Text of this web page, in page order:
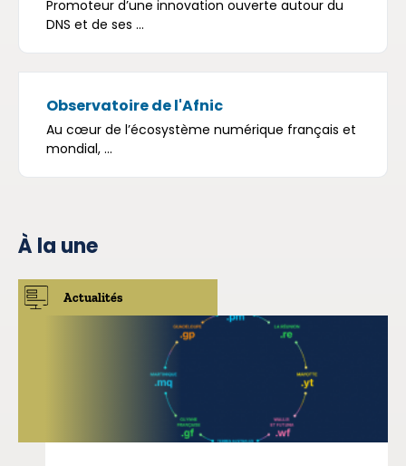
Promoteur d’une innovation ouverte autour du
DNS et de ses ...
Observatoire de l'Afnic
Au cœur de l’écosystème numérique français et
mondial, ...
À la une
Actualités